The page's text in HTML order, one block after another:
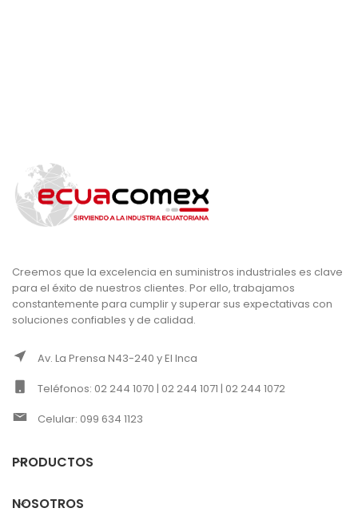
Creemos que la excelencia en suministros industriales es clave
para el éxito de nuestros clientes. Por ello, trabajamos
constantemente para cumplir y superar sus expectativas con
soluciones confiables y de calidad.
Av. La Prensa N43-240 y El Inca
Teléfonos: 02 244 1070 | 02 244 1071 | 02 244 1072
Celular: 099 634 1123
PRODUCTOS
NOSOTROS